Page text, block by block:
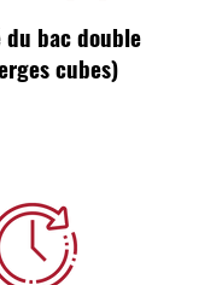
du bac double
cubes)